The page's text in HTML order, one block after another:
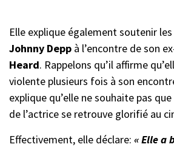
Elle explique également soutenir
Johnny Depp à l’encontre de son
Heard. Rappelons qu’il affirme
violente plusieurs fois à son
explique qu’elle ne souhaite pas
de l’actrice se retrouve glorifié au
Effectivement, elle déclare: « Elle a